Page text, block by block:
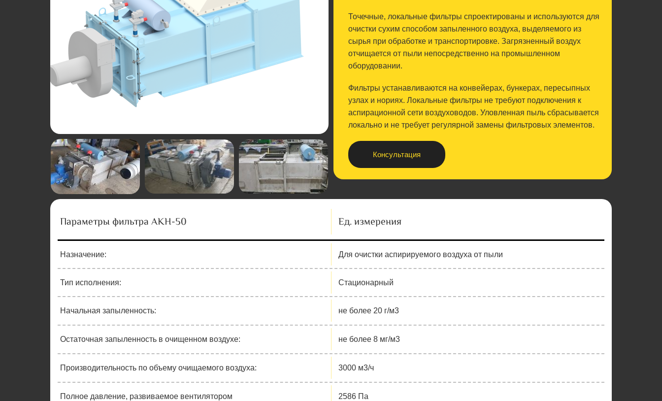
Точечные, локальные фильтры спроектированы и используются для
очистки сухим способом запыленного воздуха, выделяемого из
сырья при обработке и транспортировке. Загрязненный воздух
отчищается от пыли непосредственно на промышленном
оборудовании.
Фильтры устанавливаются на конвейерах, бункерах, пересыпных
узлах и нориях. Локальные фильтры не требуют подключения к
аспирационной сети воздуховодов. Уловленная пыль сбрасывается
локально и не требует регулярной замены фильтровых элементов.
Консультация
Параметры фильтра AKH-50 Ед. измерения
Назначение: Для очистки аспирируемого воздуха от пыли
Тип исполнения: Стационарный
Начальная запыленность: не более 20 г/м3
Остаточная запыленность в очищенном воздухе: не более 8 мг/м3
Производительность по объему очищаемого воздуха: 3000 м3/ч
Полное давление, развиваемое вентилятором 2586 Па